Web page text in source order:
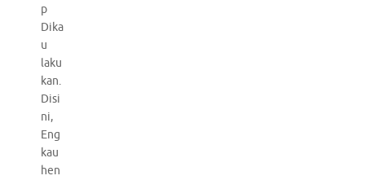
p
Dika
u
laku
kan.
Disi
ni,
Eng
kau
hen